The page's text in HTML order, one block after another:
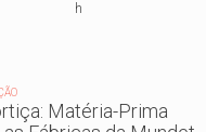
h
Matéria-Prima